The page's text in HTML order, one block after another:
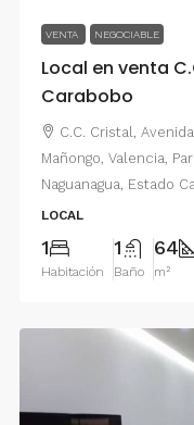
VENTA NEGOCIABLE
Local en venta
Carabobo
C.C. Cristal,
Mañongo, Valencia,
Naguanagua, Estado
LOCAL
1
Habitación
1
Baño
64
m²